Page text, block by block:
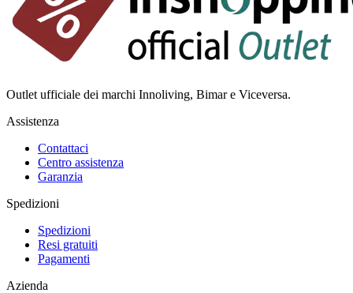
Outlet ufficiale dei marchi Innoliving, Bimar e Viceversa.
Assistenza
Contattaci
Centro assistenza
Garanzia
Spedizioni
Spedizioni
Resi gratuiti
Pagamenti
Azienda